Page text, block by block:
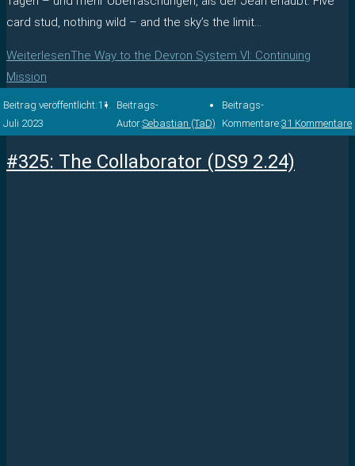
card stud, nothing wild – and the sky’s the limit…
WeiterlesenThe Way to the Devron System VI: Continuing
Mission
Beitrag veröffentlicht:11.
Juli 2023
Beitrags-
Autor:Sebastian (TaD)
Beitrags-
Kommentare:31 Kommentare
#325: The Collaborator (DS9 2.24)